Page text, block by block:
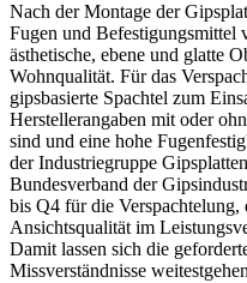
Nach der Montage der
Fugen und Befestigungsmittel
ästhetische, ebene und glatte
Wohnqualität. Für das
gipsbasierte Spachtel zum
Herstellerangaben mit oder
sind und eine hohe
der Industriegruppe
Bundesverband der
bis Q4 für die
Ansichtsqualität im
Damit lassen sich die
Missverständnisse